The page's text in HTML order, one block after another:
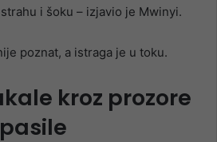
i šoku – izjavio je Mwinyi.
poznat, a istraga je u toku.
kroz prozore